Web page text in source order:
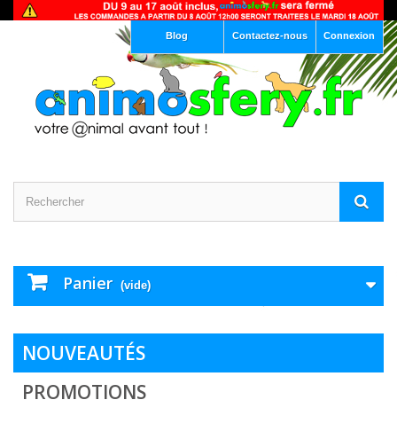
Connexion
Contactez-nous
Blog
Panier (vide)
NOUVEAUTÉS
PROMOTIONS